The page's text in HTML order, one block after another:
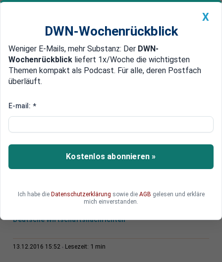
Newsticker MEIN DWN: Geldanlage Premium
Edelmetalle DWN-Magazin China
Interesse anderer Branchen
Deutsche Bahn überzeugt mit
neuem Tarifmodell
Laut Experten ist der ausgehandelte Vertrag der
Deutsche Wirtschaftsnachrichten
13.12.2016 15:52 Lesezeit: 1 min
X
DWN-Wochenrückblick
Weniger E-Mails, mehr Substanz: Der DWN-
Wochenrückblick liefert 1x/Woche die wichtigsten
Themen kompakt als Podcast. Für alle, deren Postfach
überläuft.
E-mail: *
Kostenlos abonnieren »
Ich habe die Datenschutzerklärung sowie die AGB gelesen und erkläre
mich einverstanden.